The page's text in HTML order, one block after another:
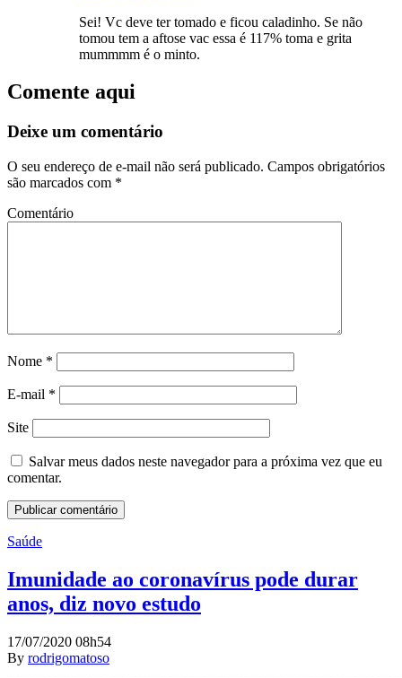
Sei! Vc deve ter tomado e ficou caladinho. Se não
tomou tem a aftose vac essa é 117% toma e grita
mummmm é o minto.
Comente aqui
Deixe um comentário
O seu endereço de e-mail não será publicado. Campos obrigatórios
são marcados com *
Comentário
Nome *
E-mail *
Site
Salvar meus dados neste navegador para a próxima vez que eu
comentar.
Saúde
Imunidade ao coronavírus pode durar
anos, diz novo estudo
17/07/2020 08h54
By rodrigomatoso